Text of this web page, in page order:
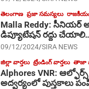
తెలంగాణ ప్రజా సమస్యలు
Malla Reddy: సీనియర్
డిప్యూటేషన్ రద్దు
09/12/2024 SIRA NEWS
జిల్లా వార్తలు ట్రేండింగ్ వార్తలు తాజా
Alphores VNR:
అద్వర్యంలో పుస్తకాలు